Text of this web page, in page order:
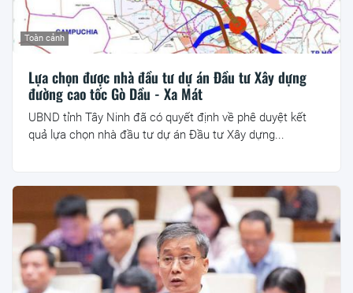
Lựa chọn được nhà đầu tư dự án Đầu tư Xây dựng
đường cao tốc Gò Dầu - Xa Mát
Toàn cảnh
UBND tỉnh Tây Ninh đã có quyết định về phê duyệt kết
quả lựa chọn nhà đầu tư dự án Đầu tư Xây dựng...